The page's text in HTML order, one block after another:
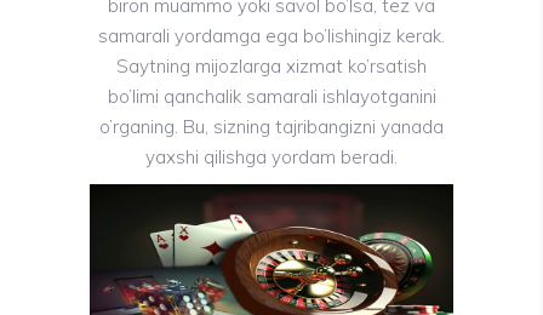
biron muammo yoki savol bo’lsa, tez va
samarali yordamga ega bo’lishingiz kerak.
Saytning mijozlarga xizmat ko’rsatish
bo’limi qanchalik samarali ishlayotganini
o’rganing. Bu, sizning tajribangizni yanada
yaxshi qilishga yordam beradi.